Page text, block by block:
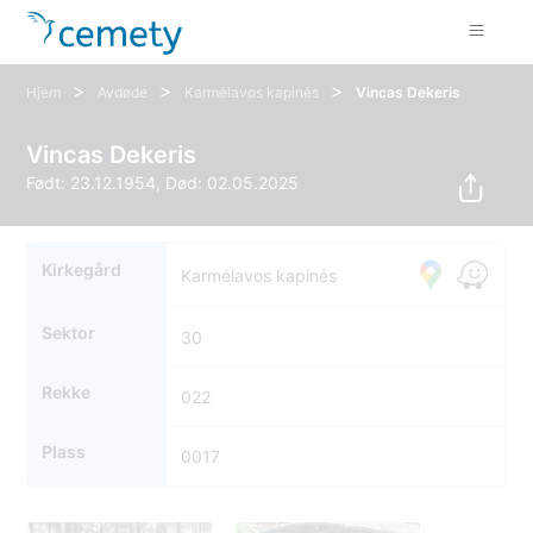
Hjem > Avdøde > Karmėlavos kapinės > Vincas Dekeris
Vincas Dekeris
Født: 23.12.1954, Død: 02.05.2025
Kirkegård Karmėlavos kapinės
Sektor 30
Rekke 022
Plass 0017